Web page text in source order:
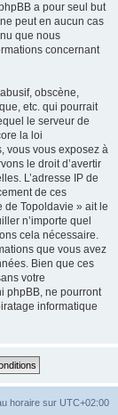
a pour seul but
peut en aucun cas
que nous
concernant
obscène,
etc. qui pourrait
le serveur de
la loi
vous vous exposez à
le droit d’avertir
L’adresse IP de
de ces
de Topoldavie » ait le
n’importe quel
cela nécessaire.
que vous avez
Bien que ces
votre
phpBB, ne pourront
informatique
horaire sur UTC+02:00